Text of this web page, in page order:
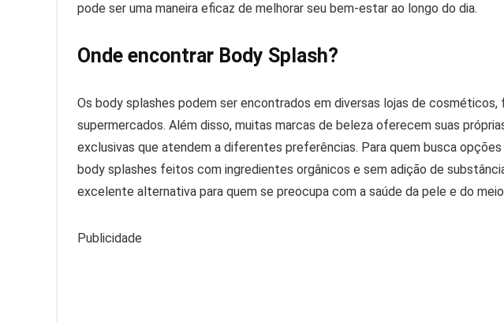
pode ser uma maneira eficaz de melhorar seu bem-estar ao longo do dia.
Onde encontrar Body Splash?
Os body splashes podem ser encontrados em diversas lojas de
supermercados. Além disso, muitas marcas de beleza oferecem suas
exclusivas que atendem a diferentes preferências. Para quem busca
body splashes feitos com ingredientes orgânicos e sem adição de
excelente alternativa para quem se preocupa com a saúde da pele e do
Publicidade